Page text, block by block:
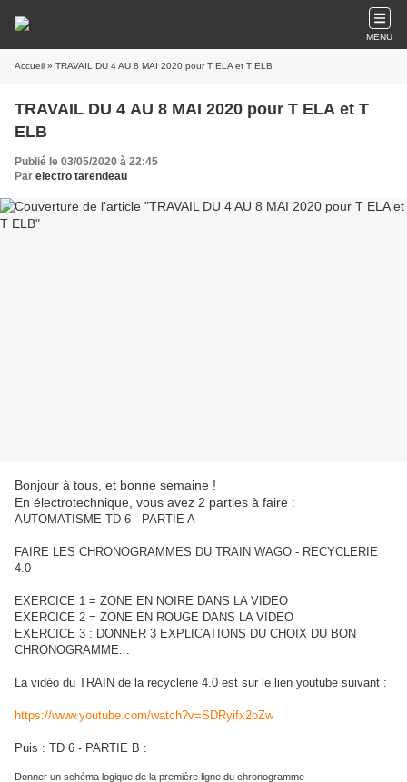
MENU
Accueil » TRAVAIL DU 4 AU 8 MAI 2020 pour T ELA et T ELB
TRAVAIL DU 4 AU 8 MAI 2020 pour T ELA et T
ELB
Publié le 03/05/2020 à 22:45
Par electro tarendeau
Bonjour à tous, et bonne semaine !
En électrotechnique, vous avez 2 parties à faire :
AUTOMATISME TD 6 - PARTIE A
FAIRE LES CHRONOGRAMMES DU TRAIN WAGO - RECYCLERIE
4.0
EXERCICE 1 = ZONE EN NOIRE DANS LA VIDEO
EXERCICE 2 = ZONE EN ROUGE DANS LA VIDEO
EXERCICE 3 : DONNER 3 EXPLICATIONS DU CHOIX DU BON
CHRONOGRAMME...
La vidéo du TRAIN de la recyclerie 4.0 est sur le lien youtube suivant :
https://www.youtube.com/watch?v=SDRyifx2oZw
Puis : TD 6 - PARTIE B :
Donner un schéma logique de la première ligne du chronogramme